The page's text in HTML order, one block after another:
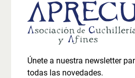
Únete a nuestra newsletter
todas las novedades.